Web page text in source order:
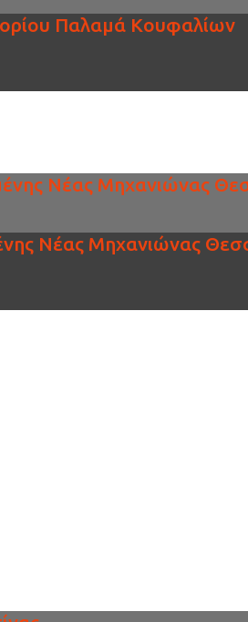
Παλαμά Κουφαλίων
Νέας Μηχανιώνας
Νέας Μηχανιώνας